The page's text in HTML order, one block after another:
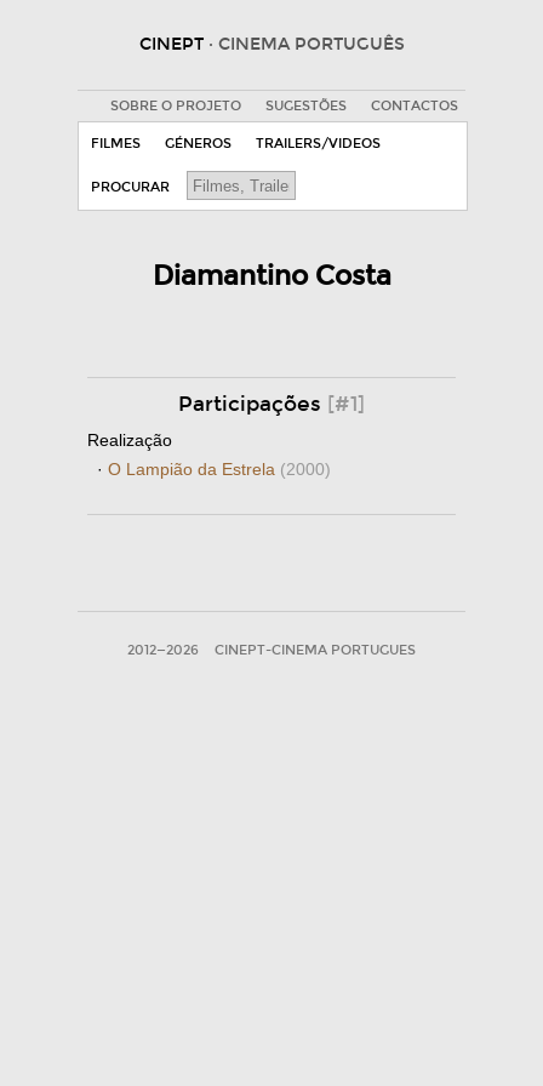
CINEPT · CINEMA PORTUGUÊS
SOBRE O PROJETO SUGESTÕES CONTACTOS
FILMES GÉNEROS TRAILERS/VIDEOS
PROCURAR
Diamantino Costa
Participações [#1]
Realização
· O Lampião da Estrela (2000)
2012—2026 CINEPT-CINEMA PORTUGUES